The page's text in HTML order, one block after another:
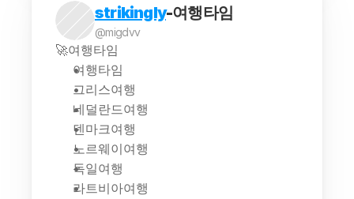
strikingly-여행타임
@migdvv
🚀여행타임
여행타임
그리스여행
네덜란드여행
덴마크여행
노르웨이여행
독일여행
라트비아여행